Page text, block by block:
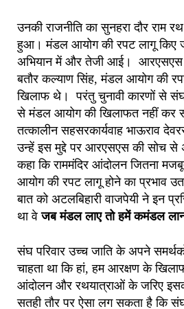
उनकी राजनीति का सुनहरा दौर राम
हुआ। मंडल आयोग की रपट लागू किए
अभियान में और तेजी आई। आरएसएस के
बतौर कल्याण सिंह, मंडल आयोग की
खिलाफ थे। परंतु चुनावी कारणों से संघ
से मंडल आयोग की खिलाफत नहीं
तत्कालीन सहसरकार्यवाह भाऊराव
उन्हें इस मुद्दे पर आरएसएस की सोच
कहा कि राममंदिर आंदोलन जितना
आयोग की रपट लागू होने का प्रभाव
बात को अटलबिहारी वाजपेयी ने इन
था वेजब मंडल लाए तो हमें कमंडल
संघ परिवार उच्च जाति के अपने
चाहता था कि हां, हम आरक्षण के
आंदोलन और रथयात्राओं के जरिए
सतही तौर पर ऐसा लग सकता है कि